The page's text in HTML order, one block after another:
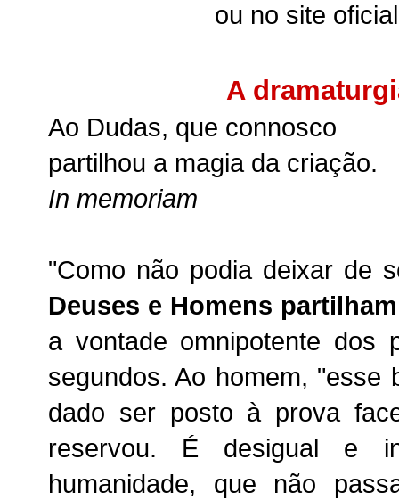
ou no site
A
Ao Dudas, que connosco
partilhou a magia da criação.
In memoriam
"Como não podia deixar de
Deuses e Homens
a vontade omnipotente dos
segundos. Ao homem, "esse
dado ser posto à prova
reservou. É desigual e
humanidade, que não